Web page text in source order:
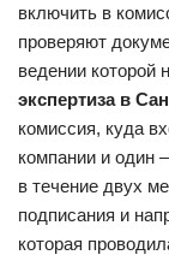
включить в
проверяют
ведении которой
экспертиза в
комиссия, куда
компании и один
в течение двух
подписания и
которая